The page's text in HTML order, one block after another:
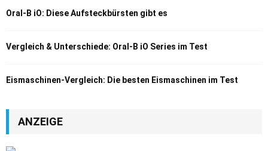
Oral-B iO: Diese Aufsteckbürsten gibt es
Vergleich & Unterschiede: Oral-B iO Series im Test
Eismaschinen-Vergleich: Die besten Eismaschinen im Test
ANZEIGE